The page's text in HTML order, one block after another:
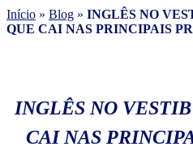
Início » Blog » INGLÊS NO
QUE CAI NAS PRINCIPAIS
INGLÊS NO
CAI NAS